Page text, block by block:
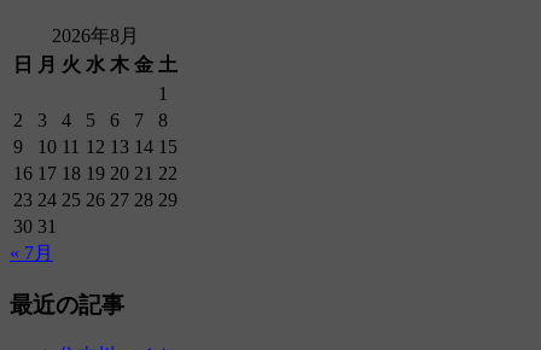
2026年8月
日
月 火 水 木 金 土
1
2
3 4 5 6 7
8
9
10 11 12 13 14 15
16 17 18 19 20 21 22
23 24 25 26 27 28 29
30 31
« 7月
最近の記事